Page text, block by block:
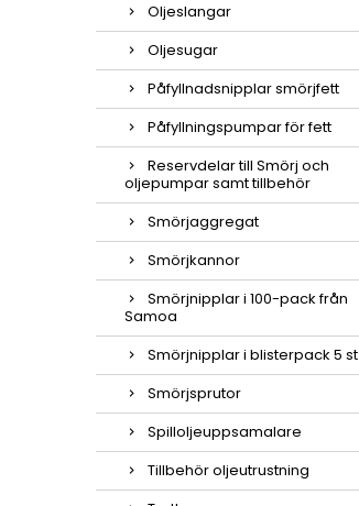
Oljeslangar
Oljesugar
Påfyllnadsnipplar smörjfett
Påfyllningspumpar för fett
Reservdelar till Smörj och
oljepumpar samt tillbehör
Smörjaggregat
Smörjkannor
Smörjnipplar i 100-pack från
Samoa
Smörjnipplar i blisterpack 5 st
Smörjsprutor
Spilloljeuppsamalare
Tillbehör oljeutrustning